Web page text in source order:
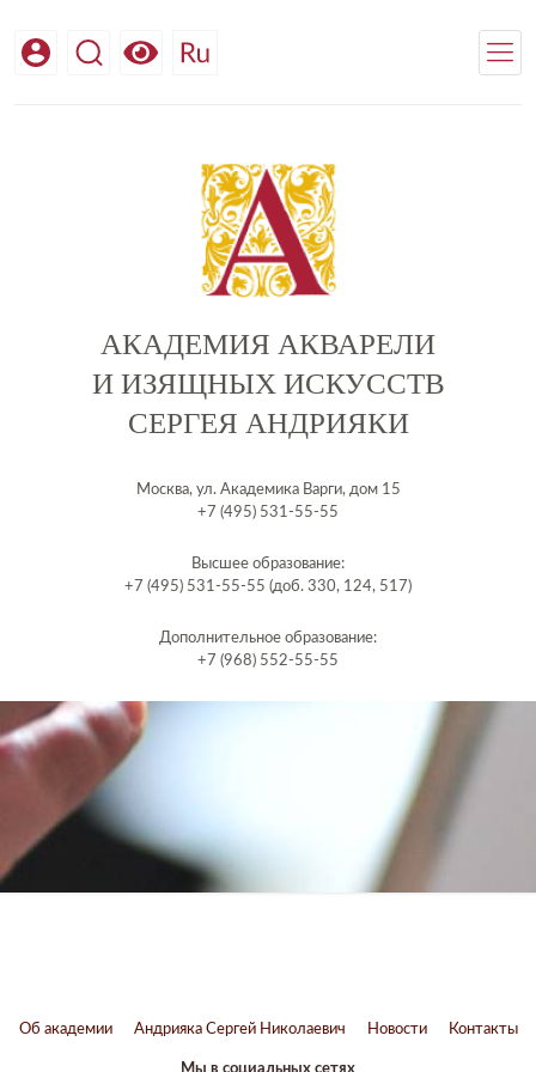
АКАДЕМИЯ АКВАРЕЛИ
И ИЗЯЩНЫХ ИСКУССТВ
СЕРГЕЯ АНДРИЯКИ
Москва, ул. Академика Варги, дом 15
+7 (495) 531-55-55
Высшее образование:
+7 (495) 531-55-55 (доб. 330, 124, 517)
Дополнительное образование:
+7 (968) 552-55-55
Об академии Андрияка Сергей Николаевич Новости Контакты